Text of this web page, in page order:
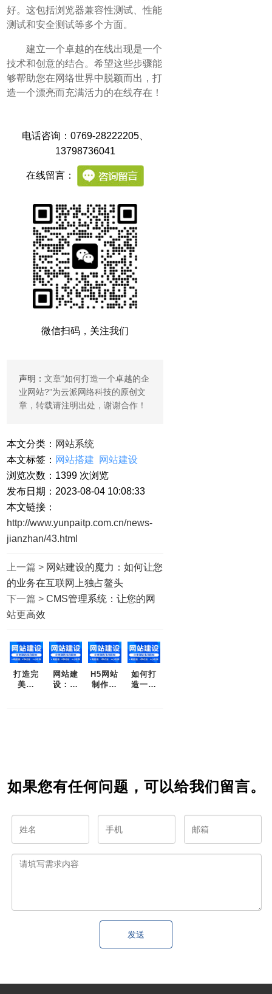
好。这包括浏览器兼容性测试、性能
测试和安全测试等多个方面。
建立一个卓越的在线出现是一个
技术和创意的结合。希望这些步骤能
够帮助您在网络世界中脱颖而出，打
造一个漂亮而充满活力的在线存在！
电话咨询：0769-28222205、
13798736041
在线留言：
微信扫码，关注我们
声明：文章“如何打造一个卓越的企
业网站?”为云派网络科技的原创文
章，转载请注明出处，谢谢合作！
本文分类： 网站系统
本文标签： 网站搭建
网站建设
浏览次数： 1399 次浏览
发布日期：2023-08-04 10:08:33
本文链接：
http://www.yunpaitp.com.cn/news-
jianzhan/43.html
上一篇 > 网站建设的魔力：如何让您
的业务在互联网上独占鳌头
下一篇 > CMS管理系统：让您的网
站更高效
打造完
美网
网站建
设：解
H5网站
制作：
如何打
造一个
如果您有任何问题，可以给我们留言。
发送